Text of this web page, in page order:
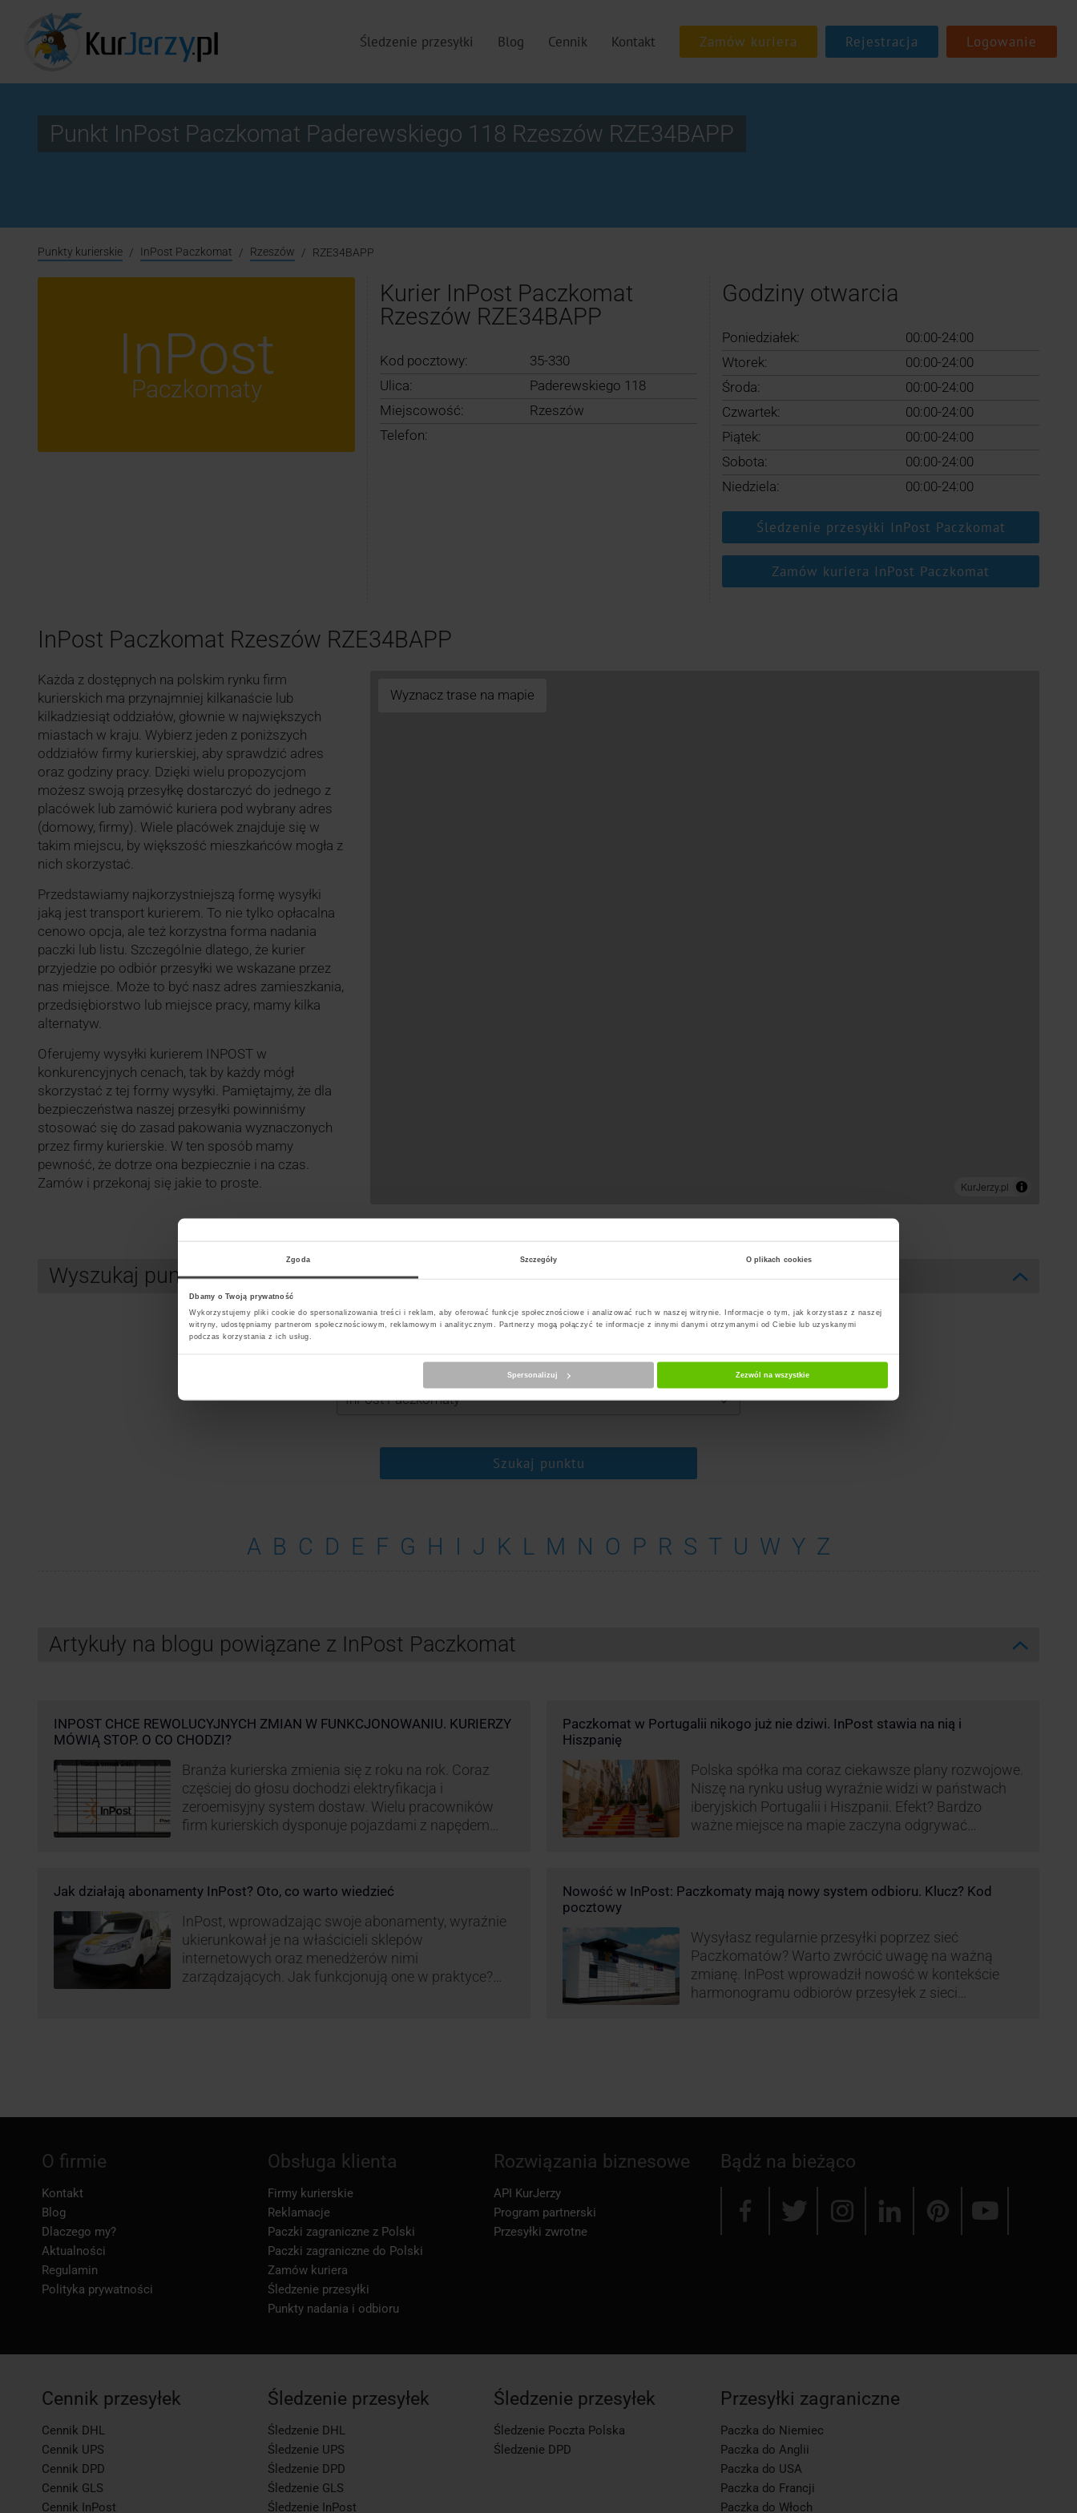
Zgoda Szczegóły O plikach cookies
Dbamy o Twoją prywatność
Wykorzystujemy pliki cookie do spersonalizowania treści i reklam, aby oferować funkcje społecznościowe i analizować ruch w naszej witrynie. Informacje o tym, jak korzystasz z naszej
witryny, udostępniamy partnerom społecznościowym, reklamowym i analitycznym. Partnerzy mogą połączyć te informacje z innymi danymi otrzymanymi od Ciebie lub uzyskanymi
podczas korzystania z ich usług.
Spersonalizuj Zezwól na wszystkie
Śledzenie przesyłki Blog Cennik Kontakt Rejestracja Logowanie
Punkt InPost Paczkomat Paderewskiego 118 Rzeszów RZE34BAPP
Punkty kurierskie InPost Paczkomat Rzeszów RZE34BAPP
InPost
Paczkomaty
Kurier InPost Paczkomat
Rzeszów RZE34BAPP
Kod pocztowy:
35-330
Ulica:
Paderewskiego 118
Miejscowość:
Rzeszów
Telefon:
Godziny otwarcia
Poniedziałek:
00:00-24:00
Wtorek:
00:00-24:00
Środa:
00:00-24:00
Czwartek:
00:00-24:00
Piątek:
00:00-24:00
Sobota:
00:00-24:00
Niedziela:
00:00-24:00
Śledzenie przesyłki InPost Paczkomat
Zamów kuriera InPost Paczkomat
InPost Paczkomat Rzeszów RZE34BAPP
Każda z dostępnych na polskim rynku firm
kurierskich ma przynajmniej kilkanaście lub
kilkadziesiąt oddziałów, głownie w największych
miastach w kraju. Wybierz jeden z poniższych
oddziałów firmy kurierskiej, aby sprawdzić adres
oraz godziny pracy. Dzięki wielu propozycjom
możesz swoją przesyłkę dostarczyć do jednego z
placówek lub zamówić kuriera pod wybrany adres
(domowy, firmy). Wiele placówek znajduje się w
takim miejscu, by większość mieszkańców mogła z
nich skorzystać.
Przedstawiamy najkorzystniejszą formę wysyłki
jaką jest transport kurierem. To nie tylko opłacalna
cenowo opcja, ale też korzystna forma nadania
paczki lub listu. Szczególnie dlatego, że kurier
przyjedzie po odbiór przesyłki we wskazane przez
nas miejsce. Może to być nasz adres zamieszkania,
przedsiębiorstwo lub miejsce pracy, mamy kilka
alternatyw.
Oferujemy wysyłki kurierem INPOST w
konkurencyjnych cenach, tak by każdy mógł
skorzystać z tej formy wysyłki. Pamiętajmy, że dla
bezpieczeństwa naszej przesyłki powinniśmy
stosować się do zasad pakowania wyznaczonych
przez firmy kurierskie. W ten sposób mamy
pewność, że dotrze ona bezpiecznie i na czas.
Zamów i przekonaj się jakie to proste.
Wyznacz trase na mapie
Wyszukaj punkt kurierski InPost Paczkomat
Search
Szukaj punktu
A B C D E F G H I J K L M N O P R S T U W Y Z
Artykuły na blogu powiązane z InPost Paczkomat
INPOST CHCE REWOLUCYJNYCH ZMIAN W FUNKCJONOWANIU. KURIERZY
MÓWIĄ STOP. O CO CHODZI?
Branża kurierska zmienia się z roku na rok. Coraz
częściej do głosu dochodzi elektryfikacja i
zeroemisyjny system dostaw. Wielu pracowników
firm kurierskich dysponuje pojazdami z napędem
postanowił wprowadzić również InPost. To
wzbudziło ogromny sprzeciw pracowników …
Paczkomat w Portugalii nikogo już nie dziwi. InPost stawia na nią i
Hiszpanię
Polska spółka ma coraz ciekawsze plany rozwojowe.
Niszę na rynku usług wyraźnie widzi w państwach
iberyjskich Portugalii i Hiszpanii. Efekt? Bardzo
ważne miejsce na mapie zaczyna odgrywać
Jak działają abonamenty InPost? Oto, co warto wiedzieć
InPost, wprowadzając swoje abonamenty, wyraźnie
ukierunkował je na właścicieli sklepów
internetowych oraz menedżerów nimi
zarządzających. Jak funkcjonują one w praktyce?
Nowość w InPost: Paczkomaty mają nowy system odbioru. Klucz? Kod
pocztowy
Wysyłasz regularnie przesyłki poprzez sieć
Paczkomatów? Warto zwrócić uwagę na ważną
zmianę. InPost wprowadził nowość w kontekście
harmonogramu odbiorów przesyłek z sieci
Bądź na bieżąco
O firmie
Kontakt
Blog
Dlaczego my?
Aktualności
Regulamin
Polityka prywatności
Obsługa klienta
Firmy kurierskie
Reklamacje
Paczki zagraniczne z Polski
Paczki zagraniczne do Polski
Zamów kuriera
Śledzenie przesyłki
Punkty nadania i odbioru
Rozwiązania biznesowe
API KurJerzy
Program partnerski
Przesyłki zwrotne
Cennik przesyłek
Cennik DHL
Cennik UPS
Cennik DPD
Cennik GLS
Cennik InPost
Śledzenie przesyłek
Śledzenie DHL
Śledzenie UPS
Śledzenie DPD
Śledzenie GLS
Śledzenie InPost
Śledzenie przesyłek
Śledzenie Poczta Polska
Śledzenie DPD
Przesyłki zagraniczne
Paczka do Niemiec
Paczka do Anglii
Paczka do USA
Paczka do Francji
Paczka do Włoch